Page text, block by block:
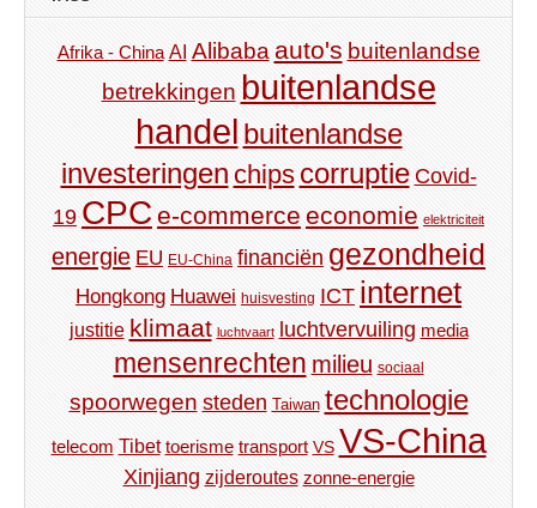
Afrika - China AI Alibaba auto's buitenlandse
betrekkingen buitenlandse
handel buitenlandse
investeringen chips corruptie Covid-
19 CPC e-commerce economie elektriciteit
energie EU EU-China financiën gezondheid
Hongkong Huawei huisvesting ICT internet
justitie klimaat luchtvaart luchtvervuiling media
mensenrechten milieu sociaal
spoorwegen steden Taiwan technologie
telecom Tibet toerisme transport VS VS-China
Xinjiang zijderoutes zonne-energie